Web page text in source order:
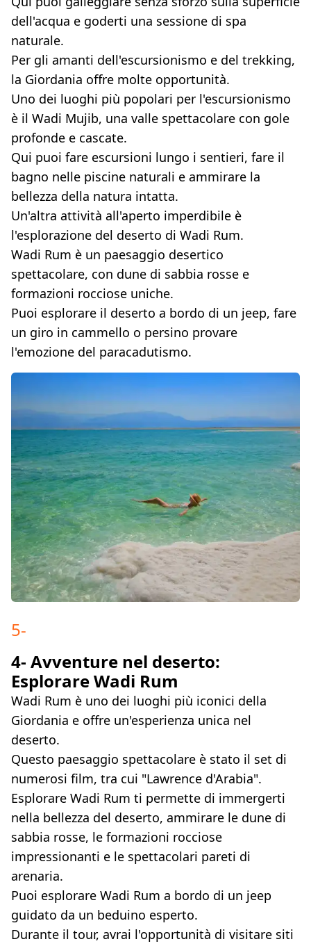
dell'acqua e goderti una sessione di spa
naturale.
Per gli amanti dell'escursionismo e del trekking,
la Giordania offre molte opportunità.
Uno dei luoghi più popolari per l'escursionismo
è il Wadi Mujib, una valle spettacolare con gole
profonde e cascate.
Qui puoi fare escursioni lungo i sentieri, fare il
bagno nelle piscine naturali e ammirare la
bellezza della natura intatta.
Un'altra attività all'aperto imperdibile è
l'esplorazione del deserto di Wadi Rum.
Wadi Rum è un paesaggio desertico
spettacolare, con dune di sabbia rosse e
formazioni rocciose uniche.
Puoi esplorare il deserto a bordo di un jeep, fare
un giro in cammello o persino provare
l'emozione del paracadutismo.
5-
4- Avventure nel deserto:
Esplorare Wadi Rum
Wadi Rum è uno dei luoghi più iconici della
Giordania e offre un'esperienza unica nel
deserto.
Questo paesaggio spettacolare è stato il set di
numerosi film, tra cui "Lawrence d'Arabia".
Esplorare Wadi Rum ti permette di immergerti
nella bellezza del deserto, ammirare le dune di
sabbia rosse, le formazioni rocciose
impressionanti e le spettacolari pareti di
arenaria.
Puoi esplorare Wadi Rum a bordo di un jeep
guidato da un beduino esperto.
Durante il tour, avrai l'opportunità di visitare siti